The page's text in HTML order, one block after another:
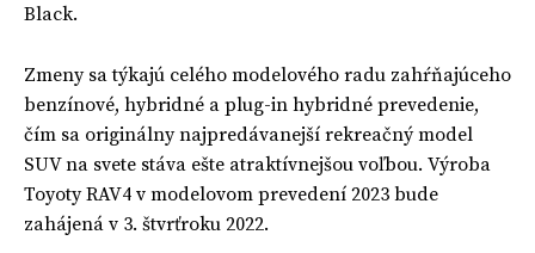
Black.
Zmeny sa týkajú celého modelového radu zahŕňajúceho
benzínové, hybridné a plug-in hybridné prevedenie,
čím sa originálny najpredávanejší rekreačný model
SUV na svete stáva ešte atraktívnejšou voľbou. Výroba
Toyoty RAV4 v modelovom prevedení 2023 bude
zahájená v 3. štvrťroku 2022.